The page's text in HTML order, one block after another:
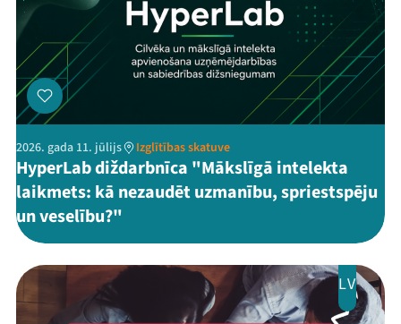
2026. gada 11. jūlijs Izglītības skatuve
HyperLab diždarbnīca "Mākslīgā intelekta
laikmets: kā nezaudēt uzmanību, spriestspēju
un veselību?"
LV